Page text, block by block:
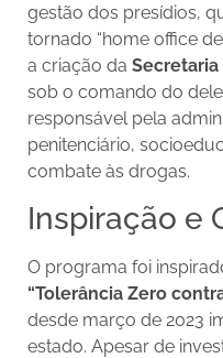
gestão dos presídios,
tornado “home office
a criação da Secretaria
sob o comando do
responsável pela
penitenciário,
combate às drogas.
Inspiração e
O programa foi
“Tolerância Zero
desde março de 2023
estado. Apesar de